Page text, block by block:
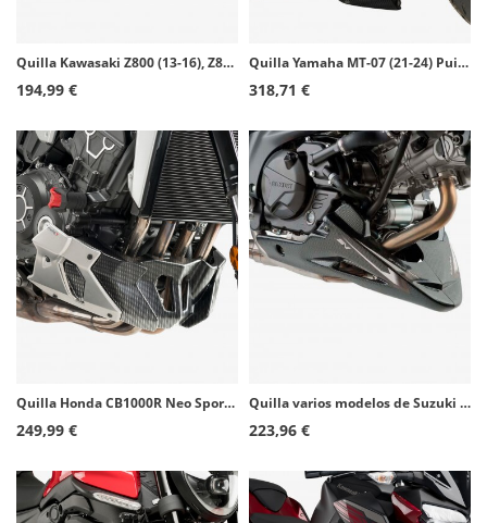
Quilla Kawasaki Z800 (13-16), Z800E (13-16) Puig Negro 6507J
194,99 €
Quilla Yamaha MT-07 (21-24) Puig Símil carbono 20624C
318,71 €
Quilla Honda CB1000R Neo Sports Cafe (18-20) Puig Símil carbono 9746C
249,99 €
Quilla varios modelos de Suzuki Puig Símil carbono 8559C
223,96 €